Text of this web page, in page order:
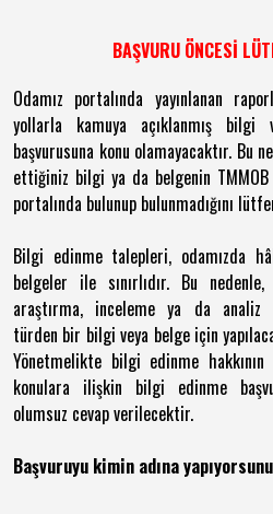
BAŞVURU ÖNCESİ
Odamız portalında yayınlanan
yollarla kamuya açıklanmış
başvurusuna konu olamayacaktır. Bu
ettiğiniz bilgi ya da belgenin TMMOB
portalında bulunup bulunmadığını
Bilgi edinme talepleri, odamızda
belgeler ile sınırlıdır. Bu
araştırma, inceleme ya da analiz
türden bir bilgi veya belge için
Yönetmelikte bilgi edinme
konulara ilişkin bilgi edinme
olumsuz cevap verilecektir.
Başvuruyu kimin adına